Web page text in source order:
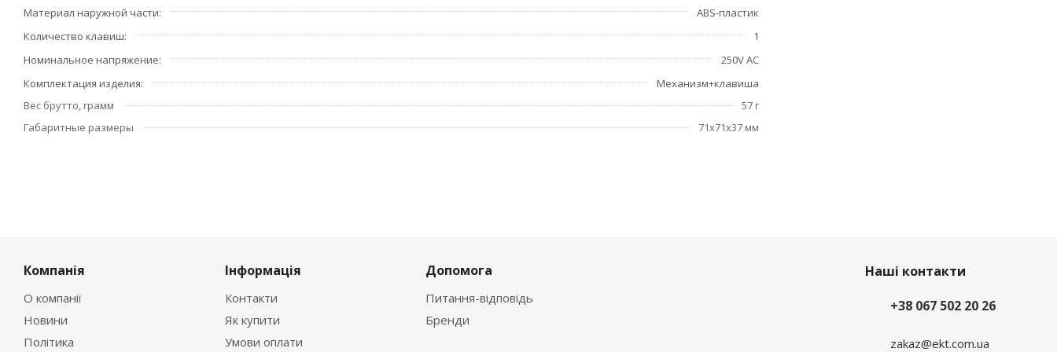
Материал наружной части
ABS-пластик
Количество клавиш
1
Номинальное напряжение
250V AC
Комплектация изделия
Механизм+клавиша
Вес брутто, грамм
57 г
Габаритные размеры
71x71x37 мм
Компанія
О компанії
Новини
Політика
Інформація
Контакти
Як купити
Умови оплати
Допомога
Питання-відповідь
Бренди
Наші контакти
+38 067 502 20 26
zakaz@ekt.com.ua